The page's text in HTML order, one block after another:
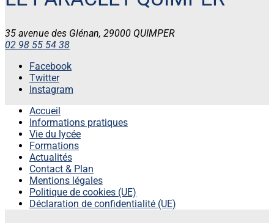
35 avenue des Glénan, 29000 QUIMPER
02 98 55 54 38
Facebook
Twitter
Instagram
Accueil
Informations pratiques
Vie du lycée
Formations
Actualités
Contact & Plan
Mentions légales
Politique de cookies (UE)
Déclaration de confidentialité (UE)